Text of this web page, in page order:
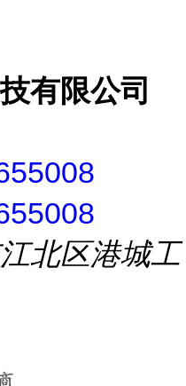
有限公司
北区港城工